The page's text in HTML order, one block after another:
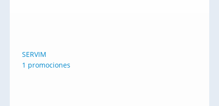
SERVIM
1 promociones